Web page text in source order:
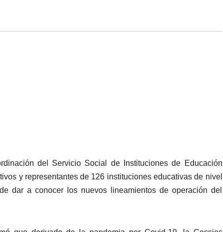
del Servicio Social de Instituciones de Educación
y representantes de 126 instituciones educativas de nivel
dar a conocer los nuevos lineamientos de operación del